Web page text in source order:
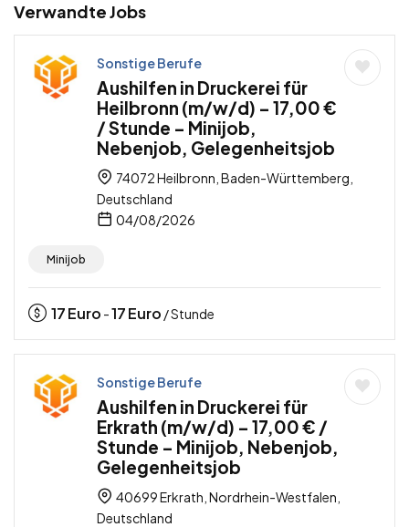
Verwandte Jobs
Sonstige Berufe
Aushilfen in Druckerei für
Heilbronn (m/w/d) – 17,00 €
/ Stunde – Minijob,
Nebenjob, Gelegenheitsjob
74072 Heilbronn, Baden-Württemberg,
Deutschland
04/08/2026
Minijob
17Euro -17Euro / Stunde
Sonstige Berufe
Aushilfen in Druckerei für
Erkrath (m/w/d) – 17,00 € /
Stunde – Minijob, Nebenjob,
Gelegenheitsjob
40699 Erkrath, Nordrhein-Westfalen,
Deutschland